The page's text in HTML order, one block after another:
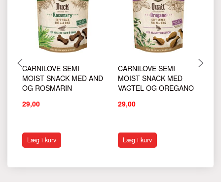
CARNILOVE SEMI
MOIST SNACK MED AND
OG ROSMARIN
29,00
Læg i kurv
CARNILOVE SEMI
MOIST SNACK MED
VAGTEL OG OREGANO
29,00
Læg i kurv